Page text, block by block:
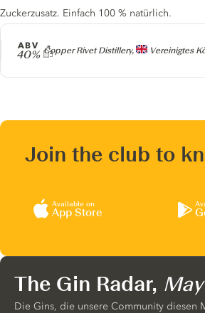
Producer
Copper Rivet Distillery, Vereinigtes
ABV
40%
Zuckerzusatz. Einfach 100 % natürlich.
Join the club to
Available on
App Store
The Gin Radar,
Die Gins, die unsere Community diesen